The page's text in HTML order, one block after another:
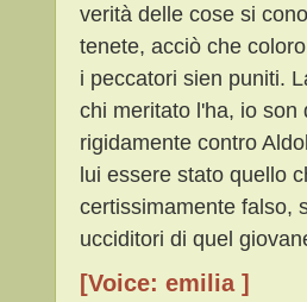
verità delle cose si
tenete, acciò che
i peccatori sien puniti.
chi meritato l'ha, io
rigidamente contro
lui essere stato quello
certissimamente falso,
ucciditori di quel
[Voice: emilia ]